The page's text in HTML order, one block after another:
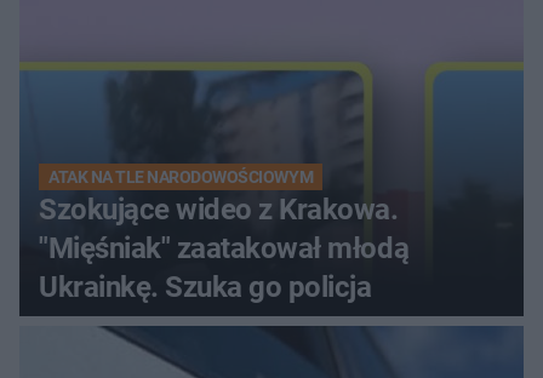
ATAK NA TLE NARODOWOŚCIOWYM
Szokujące wideo z Krakowa.
"Mięśniak" zaatakował młodą
Ukrainkę. Szuka go policja